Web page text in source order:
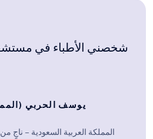
شخصني الأطباء في
يوسف الحربي
المملكة العربية السعودية – ناجٍ